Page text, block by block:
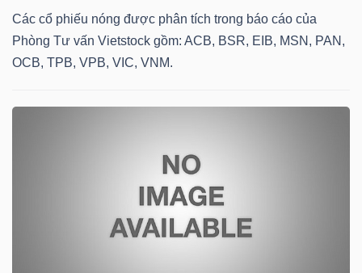
Các cổ phiếu nóng được phân tích trong báo cáo của
Phòng Tư vấn Vietstock gồm: ACB, BSR, EIB, MSN, PAN,
OCB, TPB, VPB, VIC, VNM.
CÔNG